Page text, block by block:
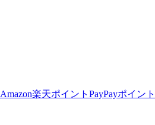
Amazon楽天ポイント PayPayポイント